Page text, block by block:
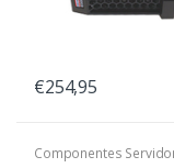
€254,95
Componentes